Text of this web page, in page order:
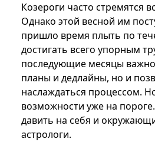
Козероги часто стремятся
Однако этой весной им
пришло время плыть по
достигать всего упорным
последующие месяцы
планы и дедлайны, но и
наслаждаться процессом.
возможности уже на
давить на себя и
астрологи.